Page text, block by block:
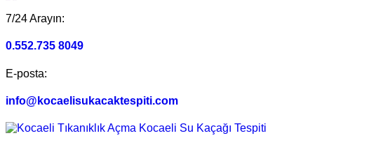
7/24 Arayın:
0.552.735 8049
E-posta:
info@kocaelisukacaktespiti.com